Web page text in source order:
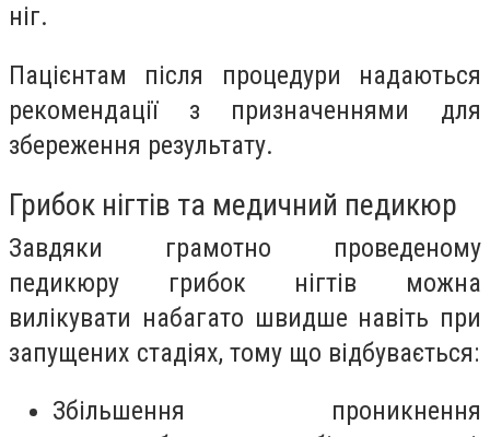
ніг.
Пацієнтам після процедури надаються
рекомендації з призначеннями для
збереження результату.
Грибок нігтів та медичний педикюр
Завдяки грамотно проведеному
педикюру грибок нігтів можна
вилікувати набагато швидше навіть при
запущених стадіях, тому що відбувається:
Збільшення проникнення